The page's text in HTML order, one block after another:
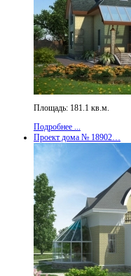
Площадь: 181.1 кв.м.
Подробнее ...
Проект дома № 18902…